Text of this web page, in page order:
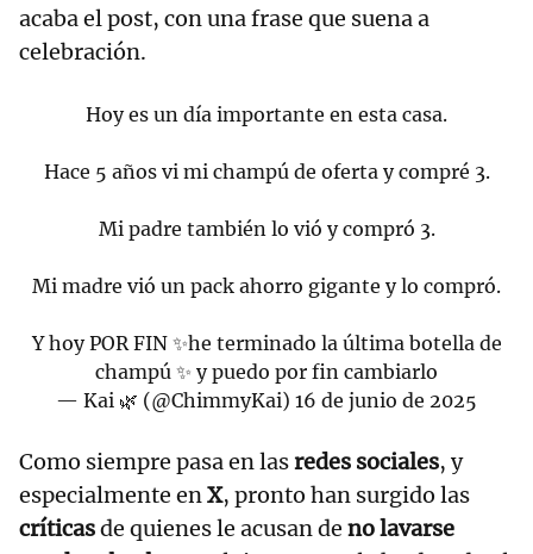
acaba el post, con una frase que suena a
celebración.
Hoy es un día importante en esta casa.
Hace 5 años vi mi champú de oferta y compré 3.
Mi padre también lo vió y compró 3.
Mi madre vió un pack ahorro gigante y lo compró.
Y hoy POR FIN ✨he terminado la última botella de
champú ✨ y puedo por fin cambiarlo
— Kai 🌿 (@ChimmyKai) 16 de junio de 2025
Como siempre pasa en lasredes sociales, y
especialmente enX, pronto han surgido las
críticasde quienes le acusan de nolavarse